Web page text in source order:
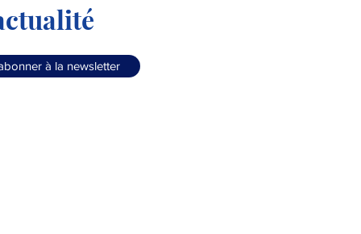
à la newsletter